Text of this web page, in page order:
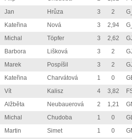
Jan Hrůza 3 2
Kateřina Nová 3 2,94
Michal Töpfer 3 2,62
Barbora Lišková 3 2
Marek Pospíšil 3 2
Kateřina Charvátová 1 0
Vít Kalisz 4 3,82
Alžběta Neubauerová 2 1,21
Michal Chudoba 1 0
Martin Simet 1 0